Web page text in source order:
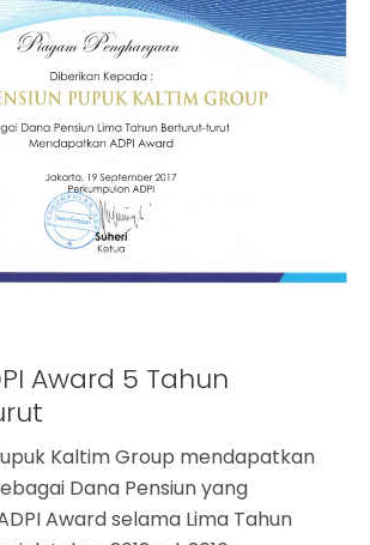
Award 5 Tahun
Kaltim Group mendapatkan
Dana Pensiun yang
Award selama Lima Tahun